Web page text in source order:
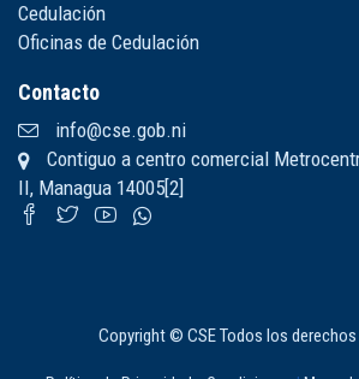
Cedulación
Oficinas de Cedulación
Contacto
info@cse.gob.ni
Contiguo a centro comercial
II, Managua 14005[2]
Copyright © CSE Todos los